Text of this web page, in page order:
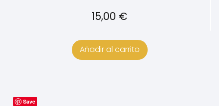
5.00
15,00 €
Añadir al carrito
Save